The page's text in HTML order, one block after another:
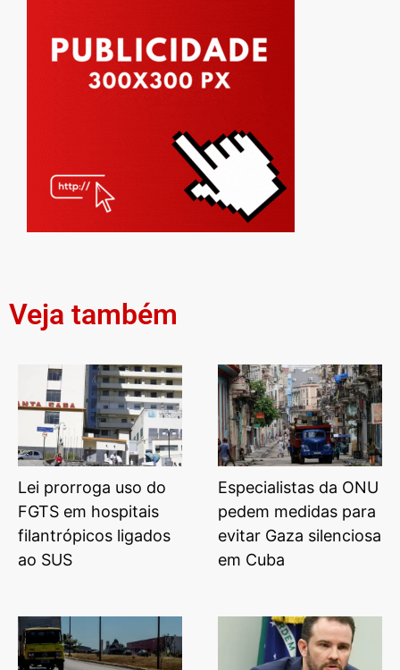
Veja também
Lei prorroga uso do
FGTS em hospitais
filantrópicos ligados
ao SUS
Especialistas da ONU
pedem medidas para
evitar Gaza silenciosa
em Cuba